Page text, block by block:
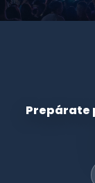
Prepárate